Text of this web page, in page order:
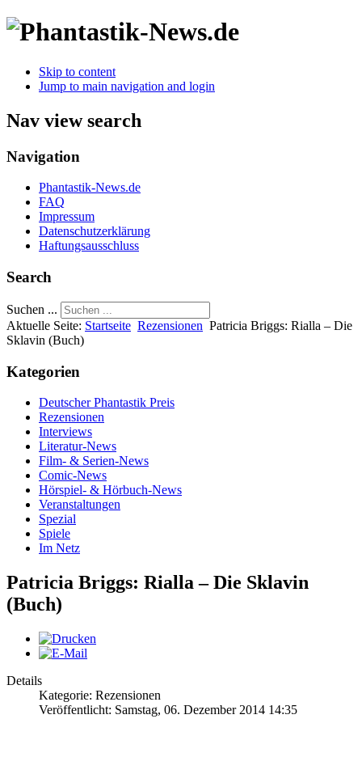
Skip to content
Jump to main navigation and login
Nav view search
Navigation
Phantastik-News.de
FAQ
Impressum
Datenschutzerklärung
Haftungsausschluss
Search
Suchen ...
Aktuelle Seite: Startseite Rezensionen Patricia Briggs: Rialla – Die
Sklavin (Buch)
Kategorien
Deutscher Phantastik Preis
Rezensionen
Interviews
Literatur-News
Film- & Serien-News
Comic-News
Hörspiel- & Hörbuch-News
Veranstaltungen
Spezial
Spiele
Im Netz
Patricia Briggs: Rialla – Die Sklavin
(Buch)
Details
Kategorie: Rezensionen
Veröffentlicht: Samstag, 06. Dezember 2014 14:35